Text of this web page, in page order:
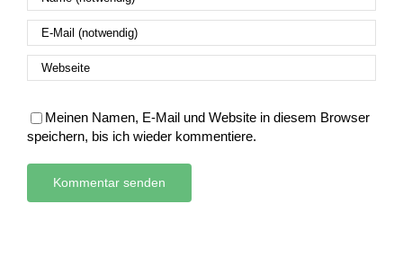
Meinen Namen, E-Mail und Website in diesem Browser
speichern, bis ich wieder kommentiere.